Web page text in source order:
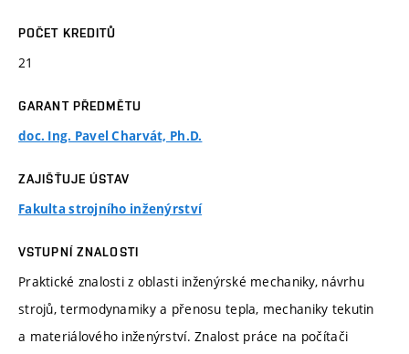
POČET KREDITŮ
21
GARANT PŘEDMĚTU
doc. Ing. Pavel Charvát, Ph.D.
ZAJIŠŤUJE ÚSTAV
Fakulta strojního inženýrství
VSTUPNÍ ZNALOSTI
Praktické znalosti z oblasti inženýrské mechaniky, návrhu
strojů, termodynamiky a přenosu tepla, mechaniky tekutin
a materiálového inženýrství. Znalost práce na počítači